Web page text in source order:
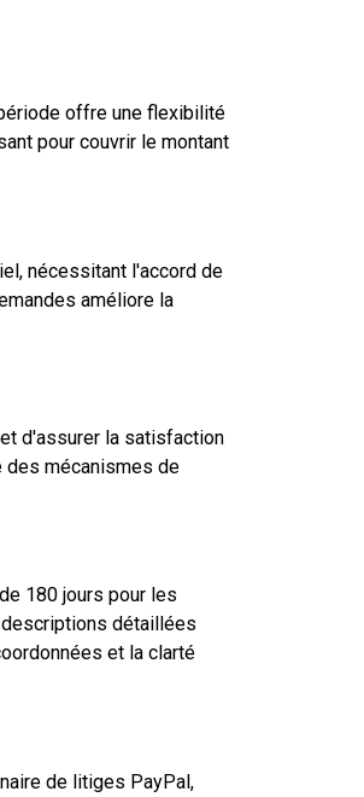
offre une flexibilité
pour couvrir le montant
nécessitant l'accord de
améliore la
d'assurer la satisfaction
des mécanismes de
180 jours pour les
détaillées
et la clarté
de litiges PayPal,